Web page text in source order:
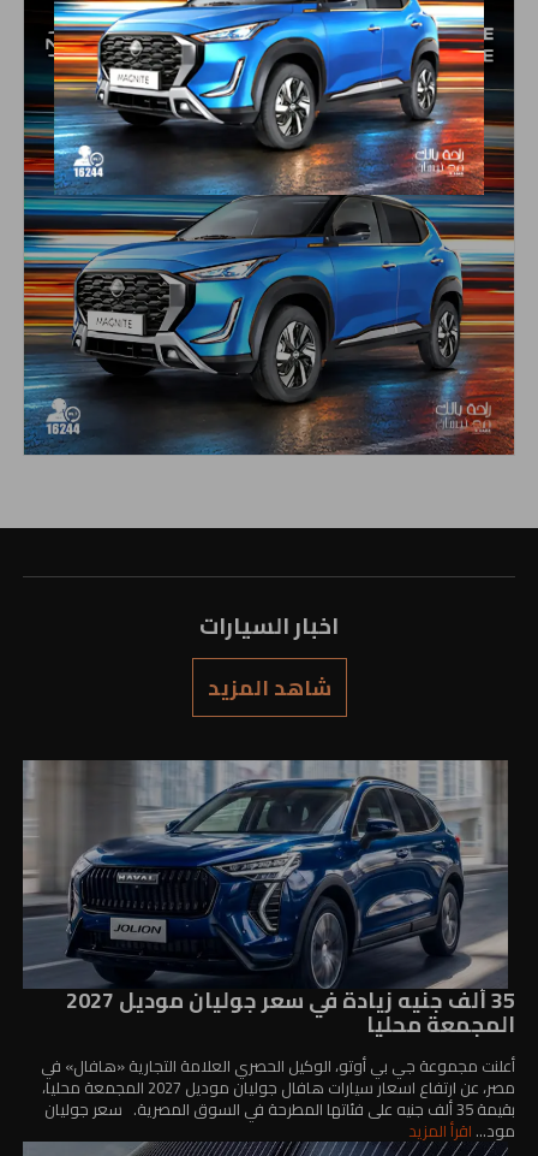
شاهد المزيد
اخبار السيارات
35 ألف جنيه زيادة في سعر جوليان موديل 2027
المجمعة محليا
أعلنت مجموعة جي بي أوتو، الوكيل الحصري العلامة التجارية «هافال» في
مصر، عن ارتفاع اسعار سيارات هافال جوليان موديل 2027 المجمعة محليا،
بقيمة 35 ألف جنيه على فئاتها المطرحة في السوق المصرية. سعر جوليان
مود... اقرأ المزيد